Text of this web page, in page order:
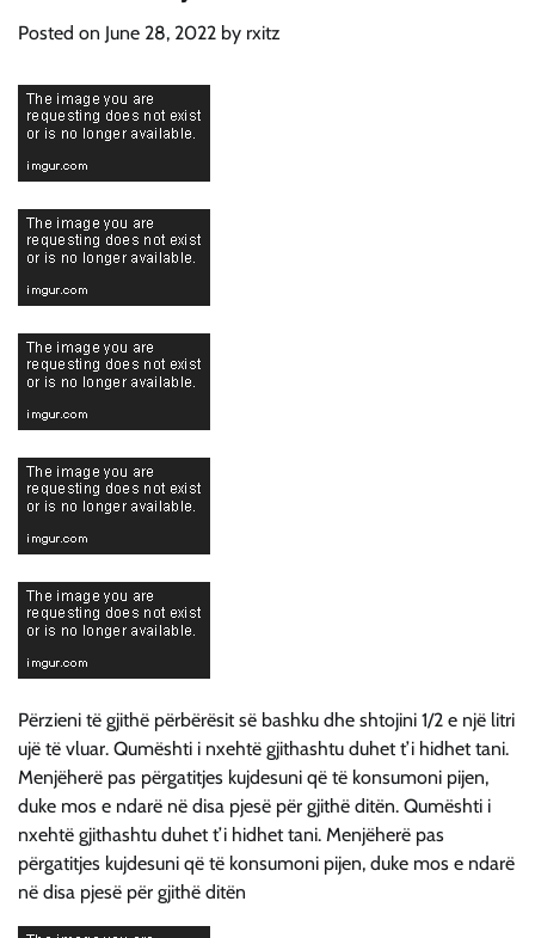
Posted on June 28, 2022 by rxitz
Përzieni të gjithë përbërësit së bashku dhe shtojini 1/2 e një litri
ujë të vluar. Qumështi i nxehtë gjithashtu duhet t’i hidhet tani.
Menjëherë pas përgatitjes kujdesuni që të konsumoni pijen,
duke mos e ndarë në disa pjesë për gjithë ditën. Qumështi i
nxehtë gjithashtu duhet t’i hidhet tani. Menjëherë pas
përgatitjes kujdesuni që të konsumoni pijen, duke mos e ndarë
në disa pjesë për gjithë ditën